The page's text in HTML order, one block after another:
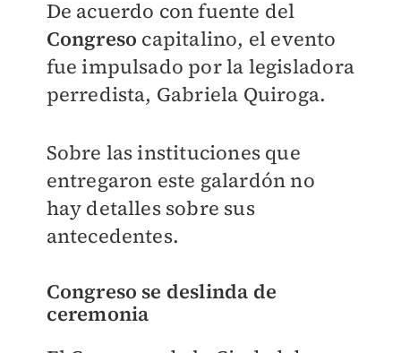
De acuerdo con fuente del
Congreso capitalino, el evento
fue impulsado por la legisladora
perredista, Gabriela Quiroga.
Sobre las instituciones que
entregaron este galardón no
hay detalles sobre sus
antecedentes.
Congreso se deslinda de
ceremonia